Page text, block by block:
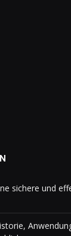
sichere und